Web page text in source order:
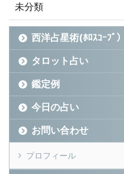
未分類
西洋占星術(ﾎﾛｽｺｰﾌﾟ）
タロット占い
鑑定例
今日の占い
お問い合わせ
プロフィール